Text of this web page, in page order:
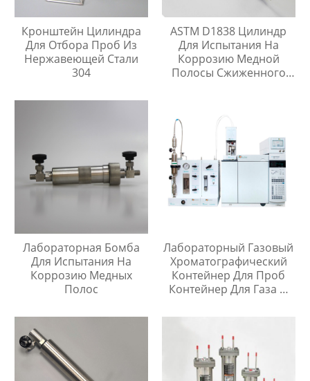
Кронштейн Цилиндра
Для Отбора Проб Из
Нержавеющей Стали
304
ASTM D1838 Цилиндр
Для Испытания На
Коррозию Медной
Полосы Сжиженного
Лабораторная Бомба
Для Испытания На
Коррозию Медных
Полос
Лабораторный Газовый
Хроматографический
Контейнер Для Проб
Контейнер Для Газа И